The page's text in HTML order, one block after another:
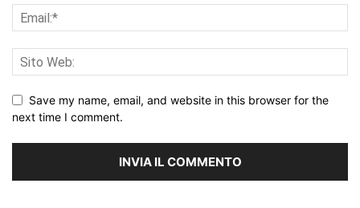
Save my name, email, and website in this browser for the
next time I comment.